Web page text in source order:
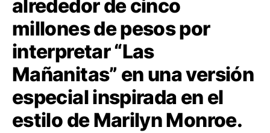
alrededor de cinco
millones de pesos por
interpretar “Las
Mañanitas” en una versión
especial inspirada en el
estilo de Marilyn Monroe.